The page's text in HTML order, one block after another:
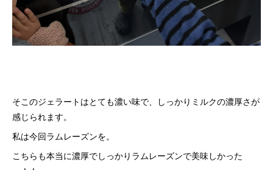
そこのジェラートはとても濃い味で、しっかりミルクの濃厚さが
感じられます。
私は今回ラムレーズンを。
こちらも本当に濃厚でしっかりラムレーズンで美味しかった